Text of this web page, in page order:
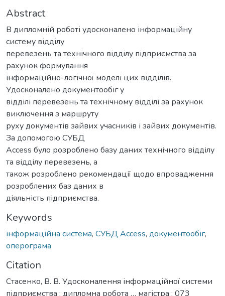
Abstract
В дипломній роботі удосконалено інформаційну
систему відділу
перевезень та технічного відділу підприємства за
рахунок формування
інформаційно-логічної моделі цих відділів.
Удосконалено документообіг у
відділі перевезень та технічному відділі за рахунок
виключення з маршруту
руху документів зайвих учасників і зайвих документів.
За допомогою СУБД
Access було розроблено базу даних технічного відділу
та відділу перевезень, а
також розроблено рекомендації щодо впровадження
розроблених баз даних в
діяльність підприємства.
Keywords
інформаційна система, СУБД Access, документообіг,
оперограма
Citation
Стасенко, В. В. Удосконалення інформаційної системи
підприємства : дипломна робота … магістра : 073